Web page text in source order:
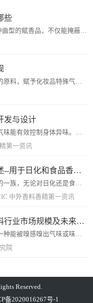
些
1.香水用香精香水是一种曲型的赋香品，不仅能掩蔽不快气味，不能给人以清爽的感觉。所以有越来越多的人喜欢使用。不只是妇女使用的多了，而且男子也喜欢使用，并成为人们...
香精是化妆品应用广泛的原料，赋予化妆品特殊气味，使产品气味怡人、舒适，提高产品使用体验感。但是为什么市场面上越来越多的化妆品标榜着“无香精”、“无香型”?什么是...
发与设计
利用嗅觉感受器技术的气味能有效控制身体异味。各种令人不快的气味，如身体异味，正在成为一个社会问题，部分原因是全球变暖和生活方式的多样化。根据Statista汇编...
第一资讯
醛类及缩醛香料概述--用于日化和食品香精中的原料
醛类，香料中非常重要的一族，无论对日化还是食用香精都有不可忽视的香气贡献。最早用于香水的一组醛类是辛醛/癸醛/壬醛。1921年，它们最早被CHANNEL公司添加...
中外香料香精第一资讯
2023年中国香精香料行业市场规模及未来发展趋势预测分析
中商情报网讯：香料是一种能被嗅感嗅出气味或味感尝出香味的物质；香精则是由多种香料、溶剂或载体及其辅料调配而成的芳香类混合物。香精香料下游应用领域广泛，是食品、饮...
院
Reserved.
备2020016267号-1